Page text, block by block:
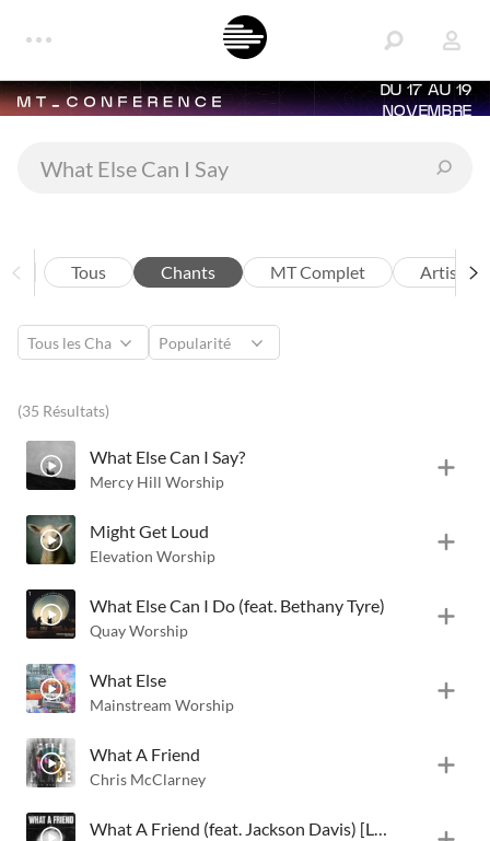
DU 17 AU 19
NOVEMBRE
Tous Chants MT Complet Artistes
(35 Résultats)
What Else Can I Say?
Mercy Hill Worship
Might Get Loud
Elevation Worship
What Else Can I Do (feat. Bethany Tyre)
Quay Worship
What Else
Mainstream Worship
What A Friend
Chris McClarney